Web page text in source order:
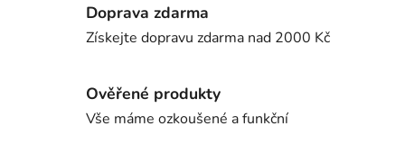
Doprava zdarma
Získejte dopravu zdarma nad 2000 Kč
Ověřené produkty
Vše máme ozkoušené a funkční